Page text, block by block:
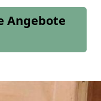
Angebote